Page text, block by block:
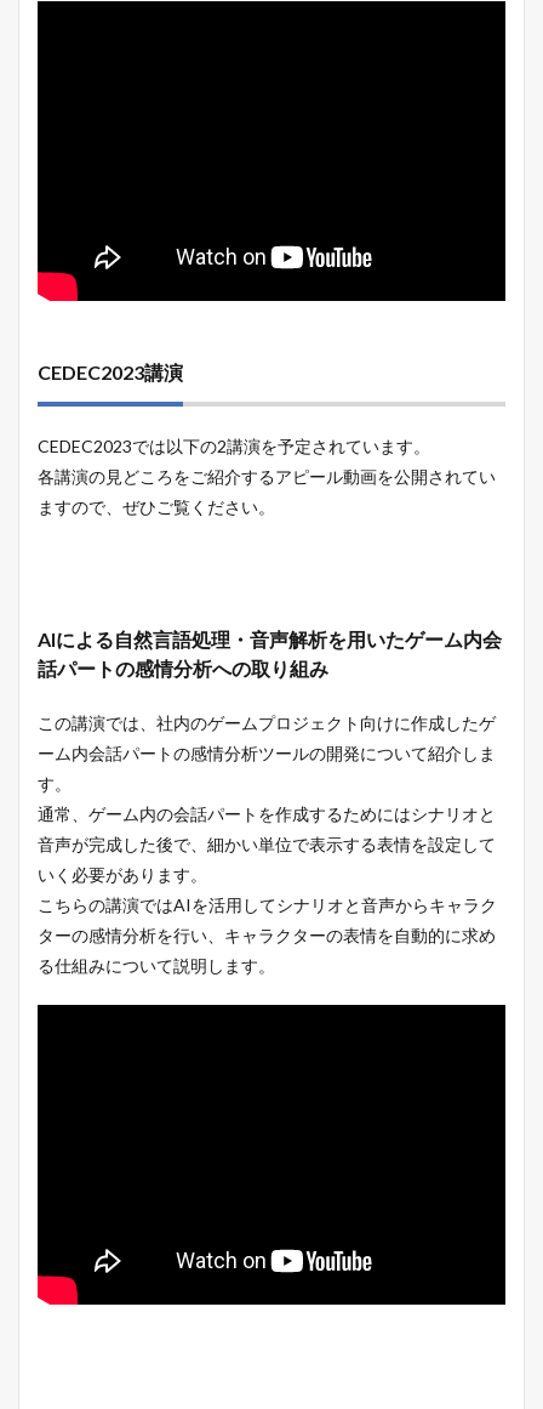
CEDEC2023講演
CEDEC2023では以下の2講演を予定されています。
各講演の見どころをご紹介するアピール動画を公開されてい
ますので、ぜひご覧ください。
AIによる自然言語処理・音声解析を用いたゲーム内会
話パートの感情分析への取り組み
この講演では、社内のゲームプロジェクト向けに作成したゲ
ーム内会話パートの感情分析ツールの開発について紹介しま
す。
通常、ゲーム内の会話パートを作成するためにはシナリオと
音声が完成した後で、細かい単位で表示する表情を設定して
いく必要があります。
こちらの講演ではAIを活用してシナリオと音声からキャラク
ターの感情分析を行い、キャラクターの表情を自動的に求め
る仕組みについて説明します。